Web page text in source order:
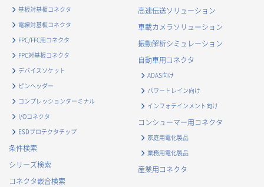
・
お客様との取引の進捗状況を管理するため
・
お客様に対してアンケートを実施するため
・
お客様からのお問合せに対して対応するため
・
マーケティング調査及び分析のため
お取引先および業務上関係する他社・団体・官公庁の方に関す
る個人情報
・
お問い合わせ対応、商談、打合せ等業務上必要な対応およ
・
契約の履行または事業上必要な取引先情報の管理のため
・
当社事業および取引に関するアンケート調査等への協力依
・
官公庁・各種業界団体等への報告・届出のため
基板対基板コネクタ
電線対基板コネクタ
FPC/FFC用コネクタ
FPC対基板コネクタ
デバイスソケット
ピンヘッダー
コンプレッションターミナル
I/Oコネクタ
ESDプロテクタチップ
条件検索
シリーズ検索
コネクタ嵌合検索
高速伝送ソリューション
車載カメラソリューション
振動解析シミュレーション
自動車用コネクタ
ADAS向け
パワートレイン向け
インフォテインメント向け
コンシューマー用コネクタ
家庭用電化製品
業務用電化製品
産業用コネクタ